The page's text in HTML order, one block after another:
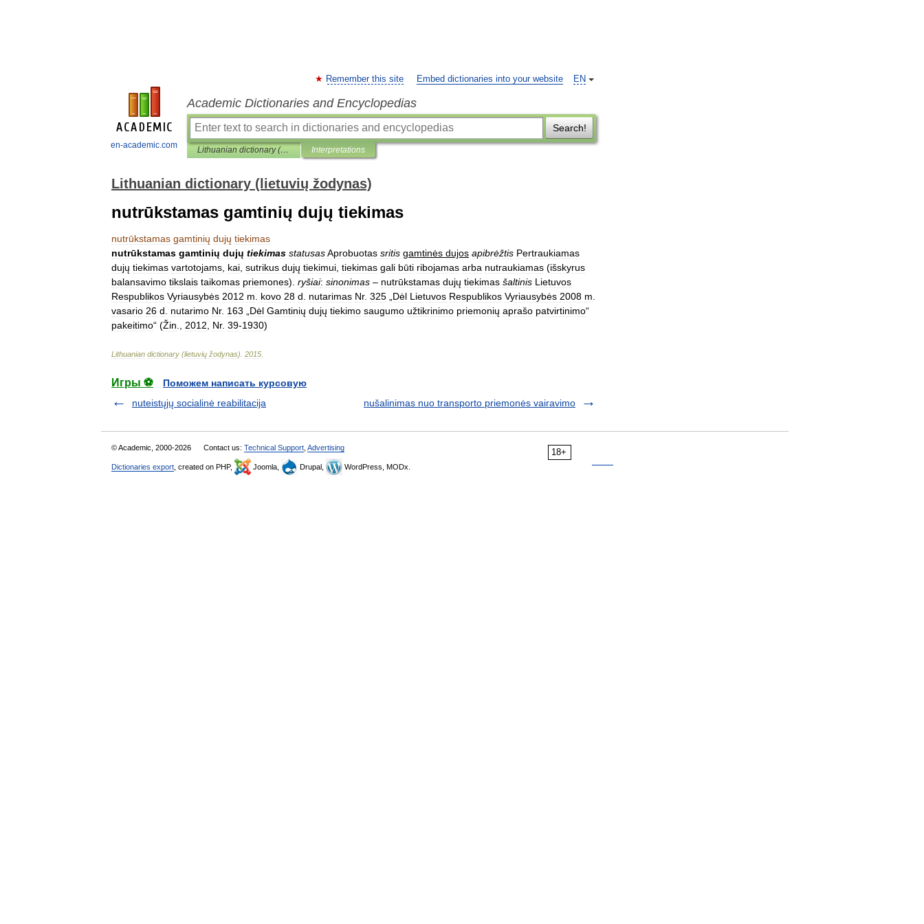
en-academic.com
EN
Remember this site Embed dictionaries into your website
Academic Dictionaries and Encyclopedias
Search!
Lithuanian dictionary (lietuvių žodynas) Interpretations
Lithuanian dictionary (lietuvių žodynas)
nutrūkstamas gamtinių dujų tiekimas
nutrūkstamas gamtinių dujų tiekimas
nutrūkstamas gamtinių dujų tiekimas statusasAprobuotas sritis gamtinės dujos apibrėžtis Pertraukiamas
dujų tiekimas vartotojams kai sutrikus dujų tiekimui tiekimas gali būti ribojamas arba nutraukiamas (išskyrus
balansavimo tikslais taikomas priemones). ryšiai: sinonimas – nutrūkstamas dujų tiekimas šaltinis Lietuvos
Respublikos Vyriausybės 2012 m kovo 28 d nutarimas Nr. 325 Dėl Lietuvos Respublikos Vyriausybės 2008 m
vasario 26 d nutarimo Nr. 163 Dėl Gamtinių dujų tiekimo saugumo užtikrinimo priemonių aprašo patvirtinimo“
pakeitimo“ (Žin 2012 Nr. 39-1930)
Lithuanian dictionary (lietuvių žodynas) 2015
Игры ⚽
Поможем написать курсовую
nuteistųjų socialinė reabilitacija
nušalinimas nuo transporto priemonės vairavimo
18+
© Academic, 2000-2026 Contact us: Technical Support Advertising
Dictionaries export , created on PHP, Joomla, Drupal, WordPress, MODx.